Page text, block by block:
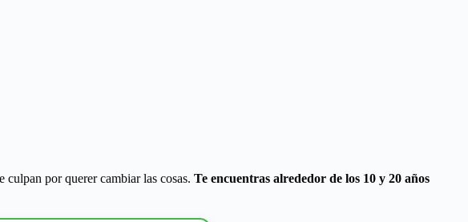
culpan por querer cambiar las cosas. Te encuentras alrededor de los 10 y 20 años